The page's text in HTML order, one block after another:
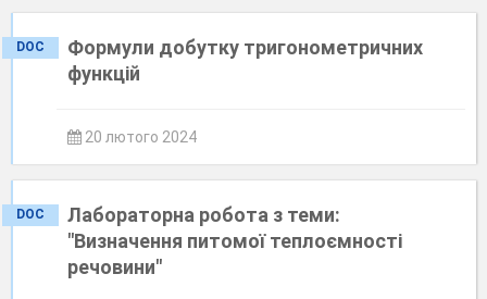
DOC
Формули добутку тригонометричних
функцій
20 лютого 2024
DOC
Лабораторна робота з теми:
"Визначення питомої теплоємності
речовини"